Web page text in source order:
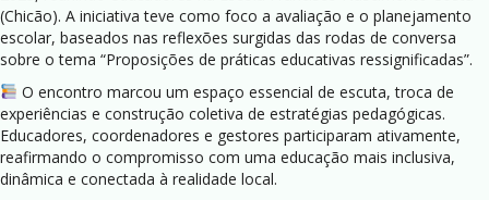
(Chicão). A iniciativa teve como foco a avaliação e o planejamento
escolar, baseados nas reflexões surgidas das rodas de conversa
sobre o tema “Proposições de práticas educativas ressignificadas”.
O encontro marcou um espaço essencial de escuta, troca de
experiências e construção coletiva de estratégias pedagógicas.
Educadores, coordenadores e gestores participaram ativamente,
reafirmando o compromisso com uma educação mais inclusiva,
dinâmica e conectada à realidade local.